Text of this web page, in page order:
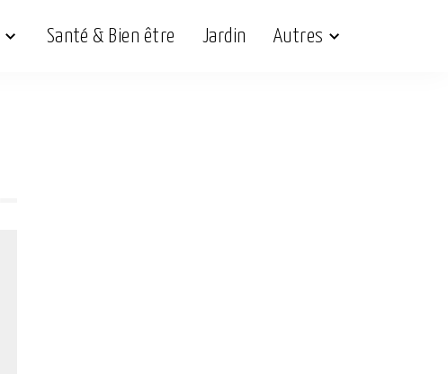
Santé & Bien être Jardin Autres